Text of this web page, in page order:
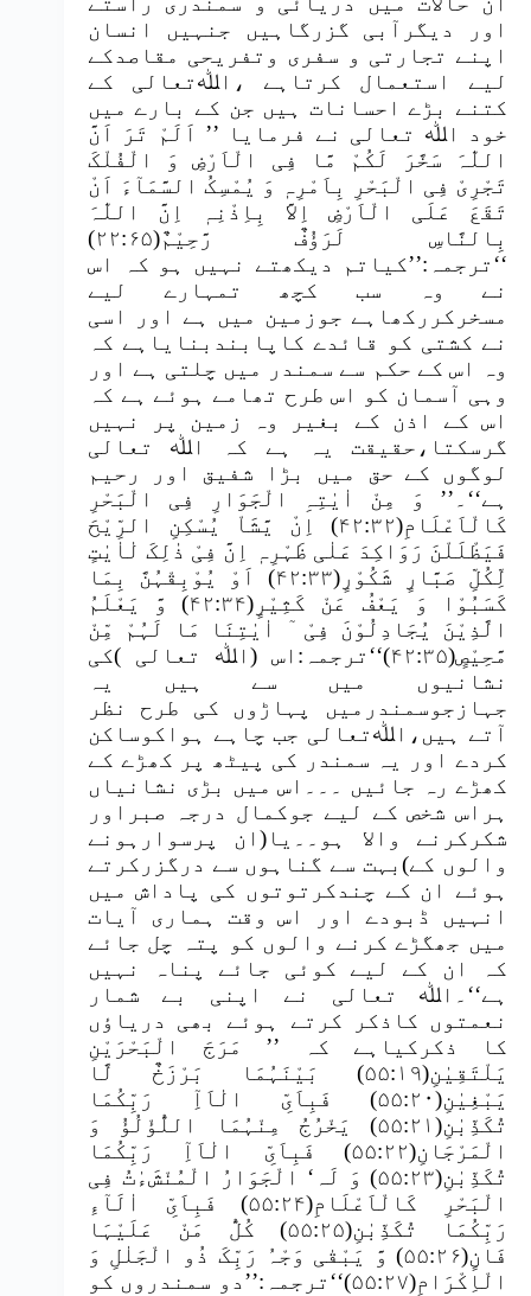
اور دیگرآبی گزرگاہیں جنہیں انسان
اپنے تجارتی و سفری وتفریحی مقاصدکے
لیے استعمال کرتاہے ،اﷲتعالی کے
کتنے بڑے احسانات ہیں جن کے بارے میں
خود اﷲ تعالی نے فرمایا ’’ اَلَمْ تَرَ اَنَّ
اللّٰہَ سَخَّرَ لَکُمْ مَّا فِی الْاَرْضِ وَ الْفُلْکَ
تَجْرِیْ فِی الْبَحْرِ بِاَمْرِہٖ وَ یُمْسِکُ السَّمَآءَ اَنْ
تَقَعَ عَلَی الْاَرْضِ اِلاَّ بِاِذْنِہٖ اِنَّ اللّٰہَ
بِالنَّاسِ لَرَؤُفٌ رَّحِیْمٌ(۲۲:۶۵)
‘‘ترجمہ:’’کیاتم دیکھتے نہیں ہو کہ اس
نے وہ سب کچھ تمہارے لیے
مسخرکررکھاہے جوزمین میں ہے اور اسی
نے کشتی کو قائدے کاپابندبنایاہے کہ
وہ اس کے حکم سے سمندر میں چلتی ہے اور
وہی آسمان کو اس طرح تھامے ہوئے ہے کہ
اس کے اذن کے بغیر وہ زمین پر نہیں
گرسکتا،حقیقت یہ ہے کہ اﷲ تعالی
لوگوں کے حق میں بڑا شفیق اور رحیم
ہے‘‘۔’’ وَ مِنْ اٰیٰتِہِ الْجَوَارِ فِی الْبَحْرِ
کَالْاَعْلَامِ(۴۲:۳۲) اِنْ یَّشَاْ یُسْکِنِ الرِّیْحَ
فَیَظْلَلْنَ رَوَاکِدَ عَلٰی ظَہْرِہٖ اِنَّ فِیْ ذٰلِکَ لٰاٰیٰتٍ
لِّکُلِّ صَبَّارٍ شَکُوْرٍ(۴۲:۳۳) اَوْ یُوْبِقْہُنَّ بِمَا
کَسَبُوْا وَ یَعْفُ عَنْ کَثِیْرٍ(۴۲:۳۴) وَّ یَعْلَمُ
الَّذِیْنَ یُجَادِلُوْنَ فِیْ ٓ اٰیٰتِنَا مَا لَہُمْ مِّنْ
مَّحِیْصٍ(۴۲:۳۵)‘‘ترجمہ:اس (اﷲ تعالی )کی
نشانیوں میں سے ہیں یہ
جہازجوسمندرمیں پہاڑوں کی طرح نظر
آتے ہیں،اﷲتعالی جب چاہے ہواکوساکن
کردے اور یہ سمندر کی پیٹھ پر کھڑے کے
کھڑے رہ جائیں ۔۔۔اس میں بڑی نشانیاں
ہراس شخص کے لیے جوکمال درجہ صبراور
شکرکرنے والا ہو۔۔یا(ان پرسوارہونے
والوں کے)بہت سے گناہوں سے درگزرکرتے
ہوئے ان کے چندکرتوتوں کی پاداش میں
انہیں ڈبودے اور اس وقت ہماری آیات
میں جھگڑے کرنے والوں کو پتہ چل جائے
کہ ان کے لیے کوئی جائے پناہ نہیں
ہے‘‘۔اﷲ تعالی نے اپنی بے شمار
نعمتوں کاذکر کرتے ہوئے بھی دریاؤں
کا ذکرکیاہے کہ ’’ مَرَجَ الْبَحْرَیْنِ
یَلْتَقِیٰنِ(۵۵:۱۹) بَیْنَہُمَا بَرْزَخٌ لَّا
یَبْغِیٰنِ(۵۵:۲۰) فَبِاَیِّ الٰاَآِ رَبِّکُمَا
تُکَذِّبٰنِ(۵۵:۲۱) یَخْرُجُ مِنْہُمَا اللُّؤْلُؤُ وَ
الْمَرْجَانِ(۵۵:۲۲) فَبِاَیِّ الٰاَآِ رَبِّکُمَا
تُکَذِّبٰنِ(۵۵:۲۳) وَ لَہ‘ الْجَوَارُ الْمُنْشَءٰتُ فِی
الْبَحْرِ کَالْاَعْلَامِ(۵۵:۲۴) فَبِاَیِّ اٰلَآءِ
رَبِّکُمَا تُکَذِّبٰنِ(۵۵:۲۵) کُلُّ مَنْ عَلَیْہَا
فَانٍ(۵۵:۲۶) وَّ یَبْقٰی وَجْہُ رَبِّکَ ذُو الْجَلٰلِ وَ
الْاِکْرَامِ(۵۵:۲۷)‘‘ترجمہ:’’دو سمندروں کو